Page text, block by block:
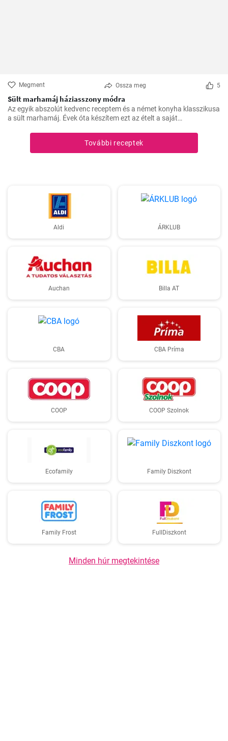
Megment Ossza meg 5
Sült marhamáj háziasszony módra
Az egyik abszolút kedvenc receptem és a német konyha klasszikusa
a sült marhamáj. Évek óta készítem ezt az ételt a saját
tökéletesítettem. Nagyon örülök, hogy itt megoszthatom veletek.
További receptek
Aldi ÁRKLUB
Auchan Billa AT
CBA CBA Príma
COOP COOP Szolnok
Ecofamily Family Diszkont
Family Frost FullDiszkont
Minden húr megtekintése